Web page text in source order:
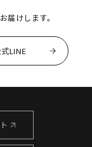
届けします。
LINE